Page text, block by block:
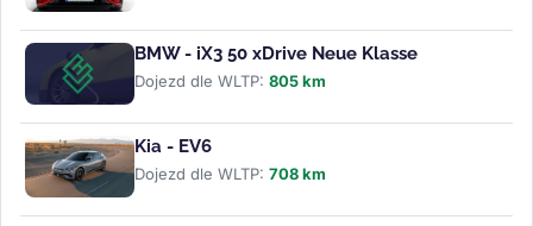
BMW - iX3 50 xDrive Neue Klasse
Dojezd dle WLTP: 805 km
Kia - EV6
Dojezd dle WLTP: 708 km